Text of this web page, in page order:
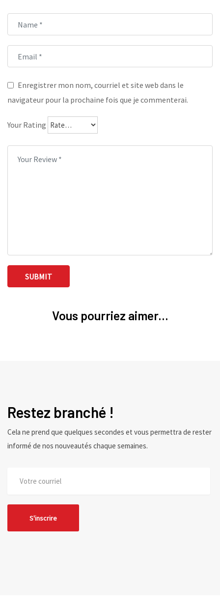
Enregistrer mon nom, courriel et site web dans le
navigateur pour la prochaine fois que je commenterai.
Your Rating
Vous pourriez aimer...
Restez branché !
Cela ne prend que quelques secondes et vous permettra de rester
informé de nos nouveautés chaque semaines.